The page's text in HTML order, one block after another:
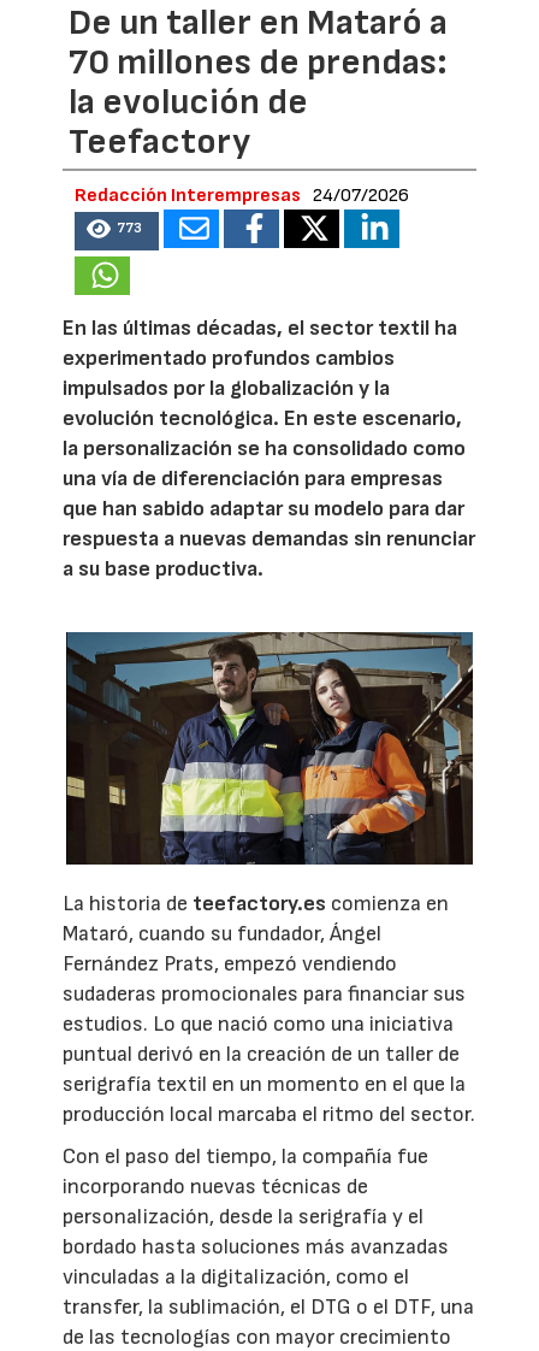
De un taller en Mataró a
70 millones de prendas:
la evolución de
Teefactory
Redacción Interempresas 24/07/2026
773
En las últimas décadas, el sector textil ha
experimentado profundos cambios
impulsados por la globalización y la
evolución tecnológica. En este escenario,
la personalización se ha consolidado como
una vía de diferenciación para empresas
que han sabido adaptar su modelo para dar
respuesta a nuevas demandas sin renunciar
a su base productiva.
La historia de teefactory.es comienza en
Mataró, cuando su fundador, Ángel
Fernández Prats, empezó vendiendo
sudaderas promocionales para financiar sus
estudios. Lo que nació como una iniciativa
puntual derivó en la creación de un taller de
serigrafía textil en un momento en el que la
producción local marcaba el ritmo del sector.
Con el paso del tiempo, la compañía fue
incorporando nuevas técnicas de
personalización, desde la serigrafía y el
bordado hasta soluciones más avanzadas
vinculadas a la digitalización, como el
transfer, la sublimación, el DTG o el DTF, una
de las tecnologías con mayor crecimiento